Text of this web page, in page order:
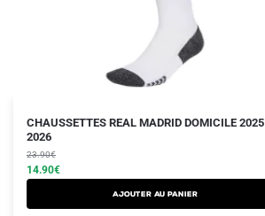
CHAUSSETTES REAL MADRID DOMICILE 2025
2026
23.90€
Le
prix
initial
était :
14.90€
Le
prix
actuel
est :
Ajouter au panier